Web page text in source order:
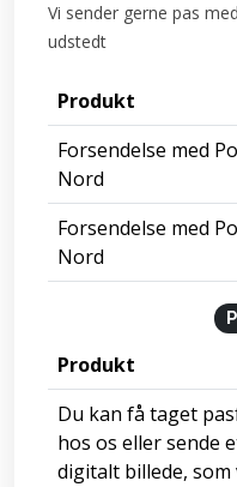
Vi sender gerne pas
udstedt
Produkt
Forsendelse med
Nord
Forsendelse med
Nord
Produkt
Du kan få taget
hos os eller sende
digitalt billede, som